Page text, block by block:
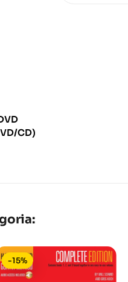
CD)
-15%